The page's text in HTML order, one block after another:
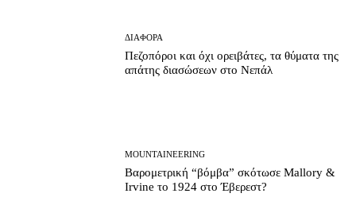
ΔΙΆΦΟΡΑ
Πεζοπόροι και όχι ορειβάτες, τα θύματα της
απάτης διασώσεων στο Νεπάλ
MOUNTAINEERING
Βαρομετρική “βόμβα” σκότωσε Mallory &
Irvine το 1924 στο Έβερεστ?